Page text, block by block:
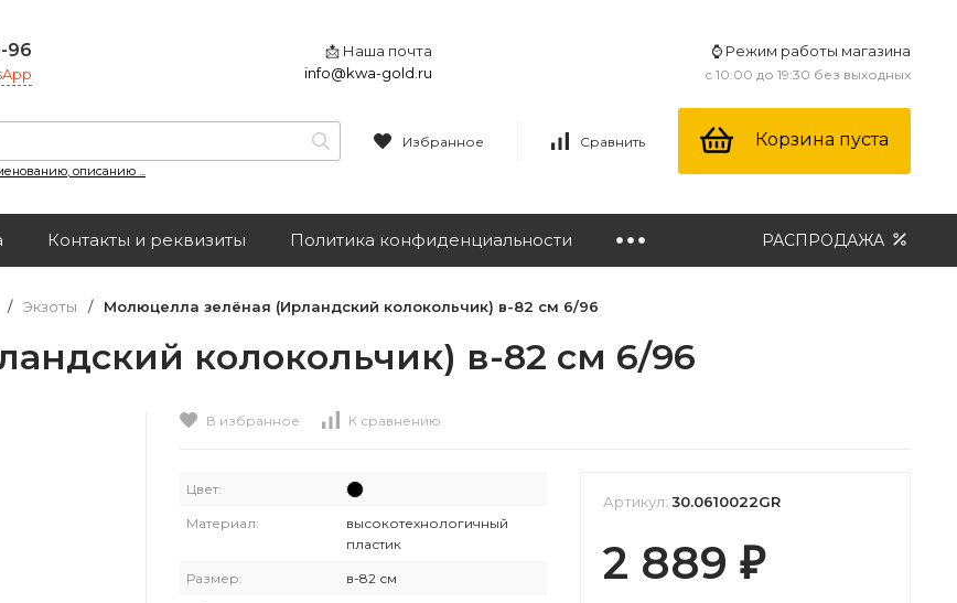
96
📩 Наша почта
info@kwa-gold.ru
⌚ Режим работы магазина
с 10:00 до 19:30 без выходных
описанию ...
Избранное Сравнить Корзина пуста
Контакты и реквизиты Политика конфиденциальности РАСПРОДАЖА
/ Экзоты / Молюцелла зелёная (Ирландский колокольчик) в-82 см 6/96
колокольчик) в-82 см 6/96
В избранное К сравнению
Цвет:
Материал:
высокотехнологичный
пластик
Размер: в-82 см
Артикул: 30.0610022GR
2 889 ₽